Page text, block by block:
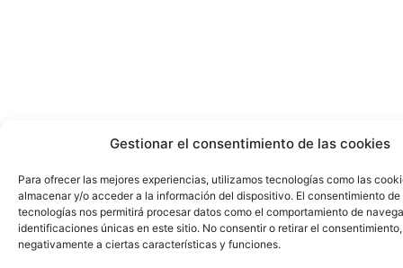
Gestionar el consentimiento de las cookies
Para ofrecer las mejores experiencias, utilizamos tecnologías como las
almacenar y/o acceder a la información del dispositivo. El consentimiento de
tecnologías nos permitirá procesar datos como el comportamiento de
identificaciones únicas en este sitio. No consentir o retirar el
negativamente a ciertas características y funciones.